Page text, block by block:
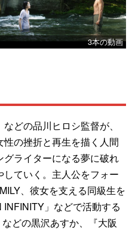
3本の動画
どの品川ヒロシ監督が、
の挫折と再生を描く人間
グライターになる夢に破れ
ていく。主人公をフォー
、彼女を支える同級生を
INFINITY」などで活動する
どの黒沢あすか、『大阪